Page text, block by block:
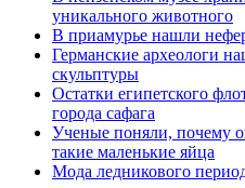
уникального животного
В приамурье нашли
Германские археологи
скульптуры
Остатки египетского
города сафага
Ученые поняли, почему
такие маленькие яйца
Мода ледникового